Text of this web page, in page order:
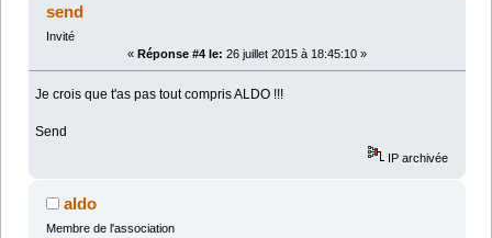
send
Invité
« Réponse #4 le: 26 juillet 2015 à 18:45:10 »
Je crois que t'as pas tout compris ALDO !!!
Send
IP archivée
aldo
Membre de l'association